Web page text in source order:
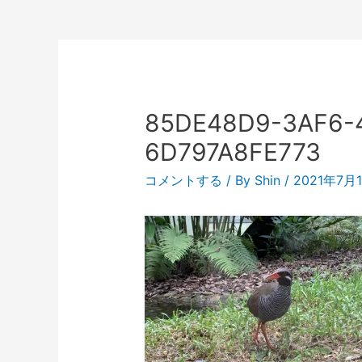
85DE48D9-
6D797A8FE773
コメントする / By Shin / 2021年7月